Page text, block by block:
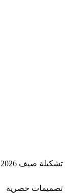
تشكيلة صيف 2026
تصميمات حصرية